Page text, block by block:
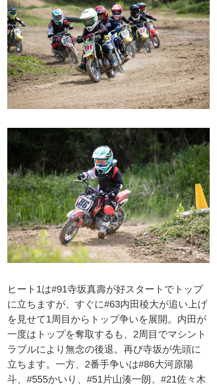
ヒート1は#91寺坂真壽が好スタートでトップ
に立ちますが、すぐに#63内田稜大が追い上げ
を見せて1周目からトップ争いを展開。内田が
一度はトップを奪取するも、2周目でマシント
ラブルにより無念の後退。再び寺坂が先頭に
立ちます。一方、2番手争いは#86大河原陽
斗、#555かいり、#51片山湊一朗、#21佐々木